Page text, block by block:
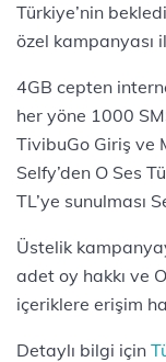
Türkiye’nin
özel kampanyası
4GB cepten
her yöne 1000
TivibuGo Giriş ve
Selfy’den O Ses
TL’ye sunulması
Üstelik
adet oy hakkı ve
içeriklere erişim
Detaylı bilgi için